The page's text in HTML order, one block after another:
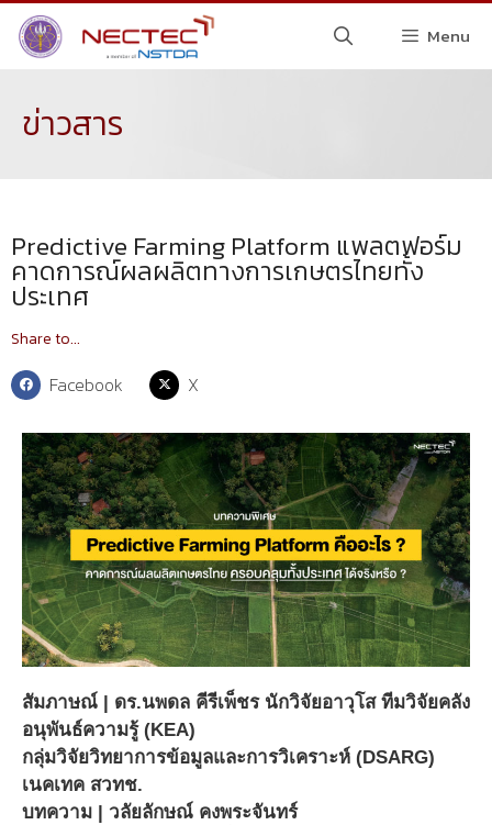
Menu
ข่าวสาร
Predictive Farming Platform แพลตฟอร์ม
คาดการณ์ผลผลิตทางการเกษตรไทยทั้ง
ประเทศ
Share to...
Facebook X
สัมภาษณ์ | ดร.นพดล คีรีเพ็ชร นักวิจัยอาวุโส ทีมวิจัยคลัง
อนุพันธ์ความรู้ (KEA)
กลุ่มวิจัยวิทยาการข้อมูลและการวิเคราะห์ (DSARG)
เนคเทค สวทช.
บทความ | วลัยลักษณ์ คงพระจันทร์